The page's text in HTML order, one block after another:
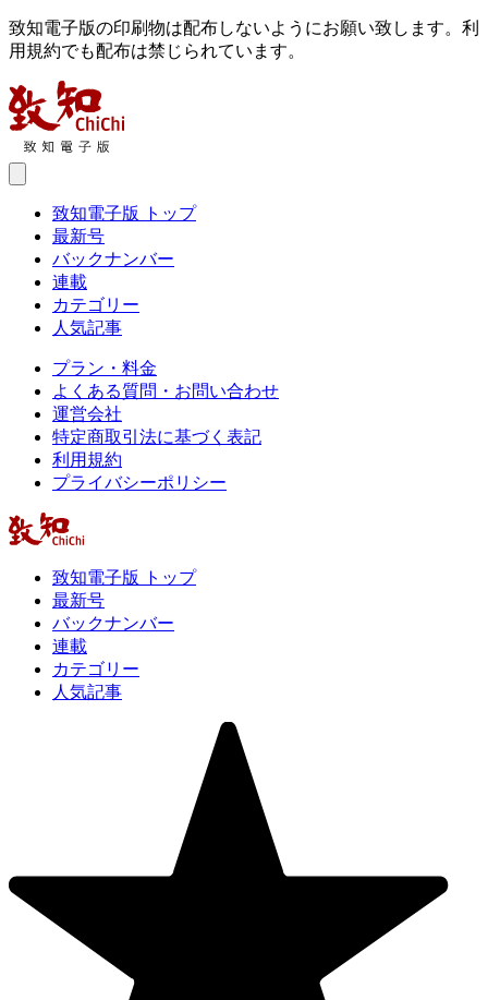
致知電子版の印刷物は配布しないようにお願い致します。利
用規約でも配布は禁じられています。
致知電子版 トップ
最新号
バックナンバー
連載
カテゴリー
人気記事
プラン・料金
よくある質問・お問い合わせ
運営会社
特定商取引法に基づく表記
利用規約
プライバシーポリシー
致知電子版 トップ
最新号
バックナンバー
連載
カテゴリー
人気記事